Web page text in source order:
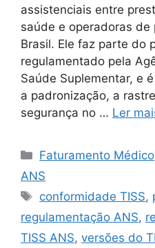
assistenciais entre
saúde e operadoras
Brasil. Ele faz parte do
regulamentado pela
Saúde Suplementar, e
a padronização, a
segurança no … Ler
Categorias
Faturamento Médico
ANS
Tags
conformidade TISS,
regulamentação ANS,
TISS ANS, versões do